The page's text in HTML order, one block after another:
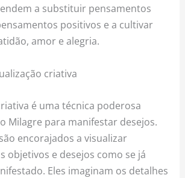
a substituir pensamentos
positivos e a cultivar
amor e alegria.
criativa
é uma técnica poderosa
Milagre para manifestar desejos.
encorajados a visualizar
objetivos e desejos como se já
Eles imaginam os detalhes